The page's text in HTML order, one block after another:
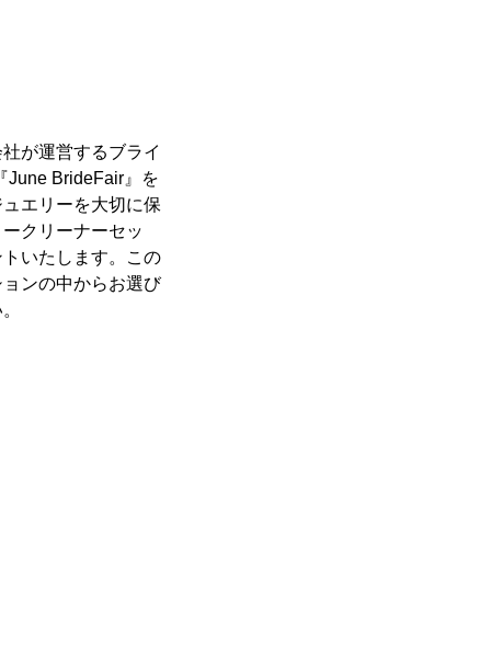
が運営するブライ
June BrideFair』を
エリーを大切に保
クリーナーセッ
いたします。この
ンの中からお選び